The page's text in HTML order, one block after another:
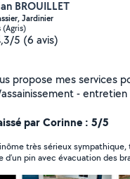
BROUILLET
Jardinier
(Agris)
5 (6 avis)
propose mes services
- entretien de parc/jardin
gravats
contacter
par Corinne : 5/5
très sérieux
pin avec évacuation des